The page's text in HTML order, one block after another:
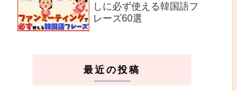
しに必ず使える韓国語フ
レーズ60選
最近の投稿